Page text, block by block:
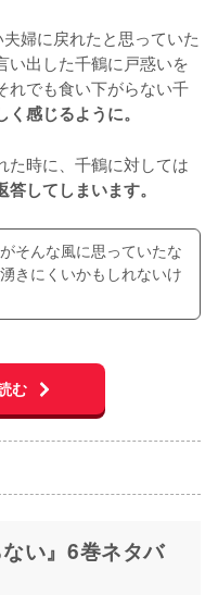
婦に戻れたと思っていた
い出した千鶴に戸惑いを
れでも食い下がらない千
感じるように。
た時に、千鶴に対しては
答してしまいます。
そんな風に思っていたな
きにくいかもしれないけ
む
ない』6巻ネタバ